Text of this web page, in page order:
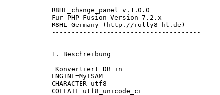
R8HL_change_panel v.1.0.0
Für PHP Fusion Version 7.2.x
R8HL Germany (http://rolly8-hl.de)
--------------------------------------
---------------------------------------
1. Beschreibung
---------------------------------------
Konvertiert DB in
ENGINE=MyISAM
CHARACTER utf8
COLLATE utf8_unicode_ci